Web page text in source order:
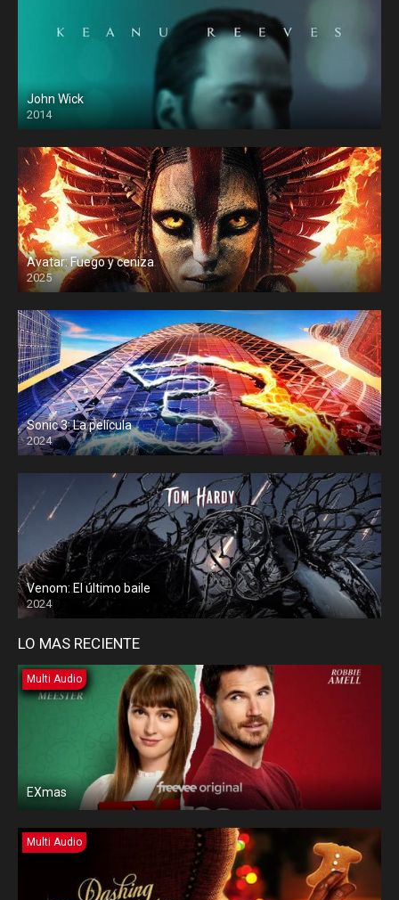
John Wick
2014
Avatar: Fuego y ceniza
2025
Sonic 3: La película
2024
Venom: El último baile
2024
LO MAS RECIENTE
Multi Audio
EXmas
Multi Audio